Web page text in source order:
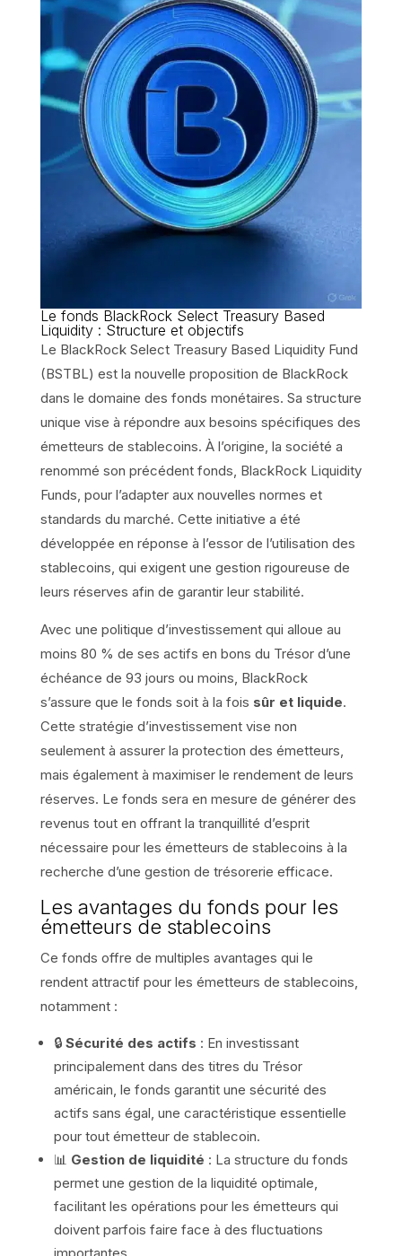
Le fonds BlackRock Select Treasury Based
Liquidity : Structure et objectifs
Le BlackRock Select Treasury Based Liquidity Fund
(BSTBL) est la nouvelle proposition de BlackRock
dans le domaine des fonds monétaires. Sa structure
unique vise à répondre aux besoins spécifiques des
émetteurs de stablecoins. À l’origine, la société a
renommé son précédent fonds, BlackRock Liquidity
Funds, pour l’adapter aux nouvelles normes et
standards du marché. Cette initiative a été
développée en réponse à l’essor de l’utilisation des
stablecoins, qui exigent une gestion rigoureuse de
leurs réserves afin de garantir leur stabilité.
Avec une politique d’investissement qui alloue au
moins 80 % de ses actifs en bons du Trésor d’une
échéance de 93 jours ou moins, BlackRock
s’assure que le fonds soit à la fois sûr et liquide.
Cette stratégie d’investissement vise non
seulement à assurer la protection des émetteurs,
mais également à maximiser le rendement de leurs
réserves. Le fonds sera en mesure de générer des
revenus tout en offrant la tranquillité d’esprit
nécessaire pour les émetteurs de stablecoins à la
recherche d’une gestion de trésorerie efficace.
Les avantages du fonds pour les
émetteurs de stablecoins
Ce fonds offre de multiples avantages qui le
rendent attractif pour les émetteurs de stablecoins,
notamment :
🔒 Sécurité des actifs : En investissant
principalement dans des titres du Trésor
américain, le fonds garantit une sécurité des
actifs sans égal, une caractéristique essentielle
pour tout émetteur de stablecoin.
📊 Gestion de liquidité : La structure du fonds
permet une gestion de la liquidité optimale,
facilitant les opérations pour les émetteurs qui
doivent parfois faire face à des fluctuations
importantes.